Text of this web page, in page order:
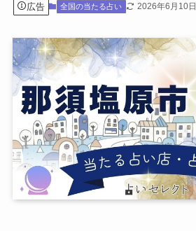
広告 全国の当たる占い 2026年6月10日